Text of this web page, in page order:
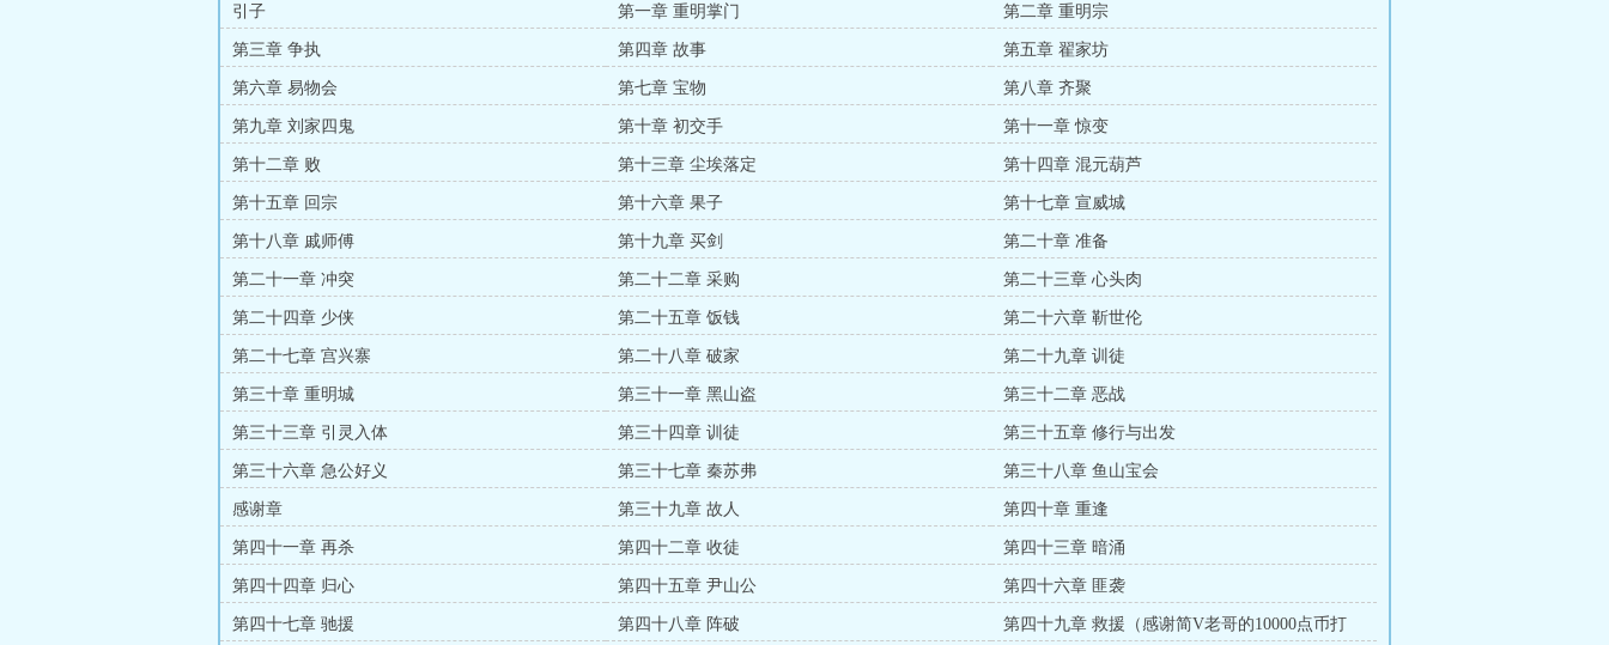
引子 第一章 重明掌门 第二章 重明宗
第三章 争执 第四章 故事 第五章 翟家坊
第六章 易物会 第七章 宝物 第八章 齐聚
第九章 刘家四鬼 第十章 初交手 第十一章 惊变
第十二章 败 第十三章 尘埃落定 第十四章 混元葫芦
第十五章 回宗 第十六章 果子 第十七章 宣威城
第十八章 戚师傅 第十九章 买剑 第二十章 准备
第二十一章 冲突 第二十二章 采购 第二十三章 心头肉
第二十四章 少侠 第二十五章 饭钱 第二十六章 靳世伦
第二十七章 宫兴寨 第二十八章 破家 第二十九章 训徒
第三十章 重明城 第三十一章 黑山盗 第三十二章 恶战
第三十三章 引灵入体 第三十四章 训徒 第三十五章 修行与出发
第三十六章 急公好义 第三十七章 秦苏弗 第三十八章 鱼山宝会
感谢章 第三十九章 故人 第四十章 重逢
第四十一章 再杀 第四十二章 收徒 第四十三章 暗涌
第四十四章 归心 第四十五章 尹山公 第四十六章 匪袭
第四十七章 驰援 第四十八章 阵破
第四十九章 救援（感谢简V老哥的10000点币打